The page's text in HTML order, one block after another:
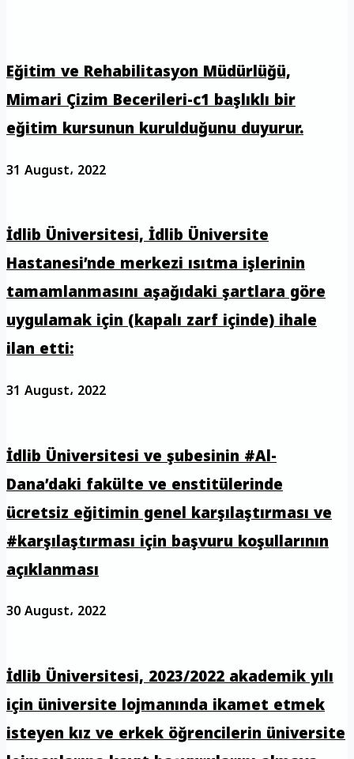
Eğitim ve Rehabilitasyon Müdürlüğü,
Mimari Çizim Becerileri-c1 başlıklı bir
eğitim kursunun kurulduğunu duyurur.
31 August، 2022
İdlib Üniversitesi, İdlib Üniversite
Hastanesi’nde merkezi ısıtma işlerinin
tamamlanmasını aşağıdaki şartlara göre
uygulamak için (kapalı zarf içinde) ihale
ilan etti:
31 August، 2022
İdlib Üniversitesi ve şubesinin #Al-
Dana’daki fakülte ve enstitülerinde
ücretsiz eğitimin genel karşılaştırması ve
#karşılaştırması için başvuru koşullarının
açıklanması
30 August، 2022
İdlib Üniversitesi, 2023/2022 akademik yılı
için üniversite lojmanında ikamet etmek
isteyen kız ve erkek öğrencilerin üniversite